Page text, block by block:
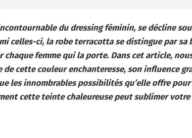
du dressing féminin, se décline
celles-ci, la robe terracotta se distingue par sa
chaque femme qui la porte. Dans cet article,
de cette couleur enchanteresse, son influence
les innombrables possibilités qu’elle offre
cette teinte chaleureuse peut sublimer votre